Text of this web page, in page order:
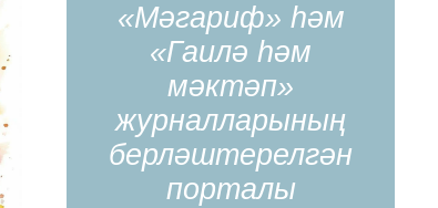
«Мәгариф» һәм
«Гаилә һәм
мәктәп»
журналларының
берләштерелгән
порталы